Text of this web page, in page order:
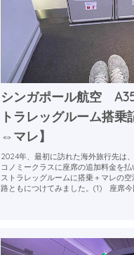
シンガポール航空
トラレッグルーム搭乗
⇔マレ】
2024年、最初に訪れた海外旅行先は
コノミークラスに座席の追加料金を
ストラレッグルームに搭乗＋マレの
路ともにつけてみました。(1) 座席今